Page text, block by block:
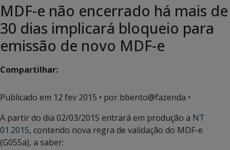
MDF-e não encerrado há mais de
30 dias implicará bloqueio para
emissão de novo MDF-e
Compartilhar:
Publicado em 12 fev 2015 • por bbento@fazenda •
A partir do dia 02/03/2015 entrará em produção a NT
01.2015, contendo nova regra de validação do MDF-e
(G055a), a saber: